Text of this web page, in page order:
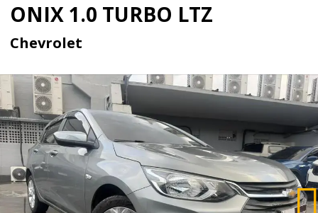
ONIX 1.0 TURBO LTZ
Chevrolet